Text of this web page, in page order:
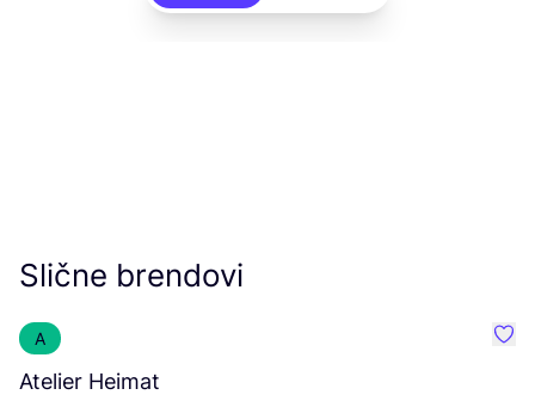
Slične brendovi
A
Atelier Heimat